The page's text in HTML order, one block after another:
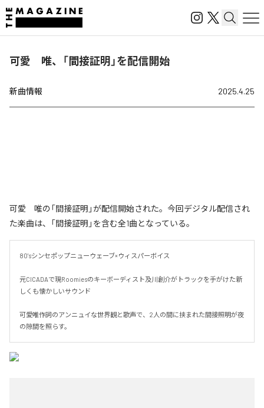
可愛 唯、「間接証明」を配信開始
新曲情報 2025.4.25
可愛 唯の「間接証明」が配信開始された。今回デジタル配信され
た楽曲は、「間接証明」を含む全1曲となっている。
80'sシンセポップニューウェーブ×ウィスパーボイス
元CICADAで現Roomiesのキーボーディスト及川創介がトラックを手がけた新
しくも懐かしいサウンド
可愛唯作詞のアンニュイな世界観と歌声で、2人の間に挟まれた間接照明が夜
の隙間を照らす。